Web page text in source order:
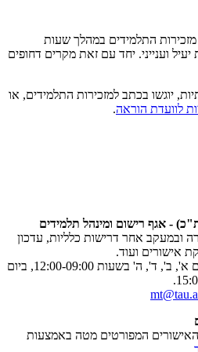
התלמידים במהלך שעות
וענייני. יחד עם זאת מקרים דחופים
יוגשו בכתב למזכירות התלמידים, או
לוועדת הוראה.
- אגף רישום ומינהל תלמידים
ובמעקב אחר דרישות כלליות, עדכון
אישורים ועוד.
שעות הקבלה: ימים א', ב', ד', ה' בשעות 12:00-09:00, ביום
המפורטים מטה באמצעות